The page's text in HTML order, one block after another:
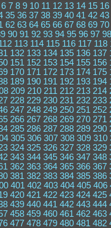
6 7 8 9 10 11 12 13 14 15 16
35 36 37 38 39 40 41 42 43
62 63 64 65 66 67 68 69 70
90 91 92 93 94 95 96 97 98
113 114 115 116 117 118
132 133 134 135 136 137
151 152 153 154 155 156
170 171 172 173 174 175
189 190 191 192 193 194
209 210 211 212 213 214
228 229 230 231 232 233
247 248 249 250 251 252
266 267 268 269 270 271
285 286 287 288 289 290
305 306 307 308 309 310
324 325 326 327 328 329
343 344 345 346 347 348
362 363 364 365 366 367
381 382 383 384 385 386
401 402 403 404 405 406
420 421 422 423 424 425
439 440 441 442 443 444
458 459 460 461 462 463
477 478 479 480 481 482